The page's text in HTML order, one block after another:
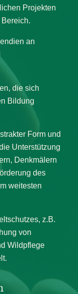
Projekten
an
die sich
Bildung
Form und
Unterstützung
Denkmälern
des
weitesten
z.B.
von
Wildpflege